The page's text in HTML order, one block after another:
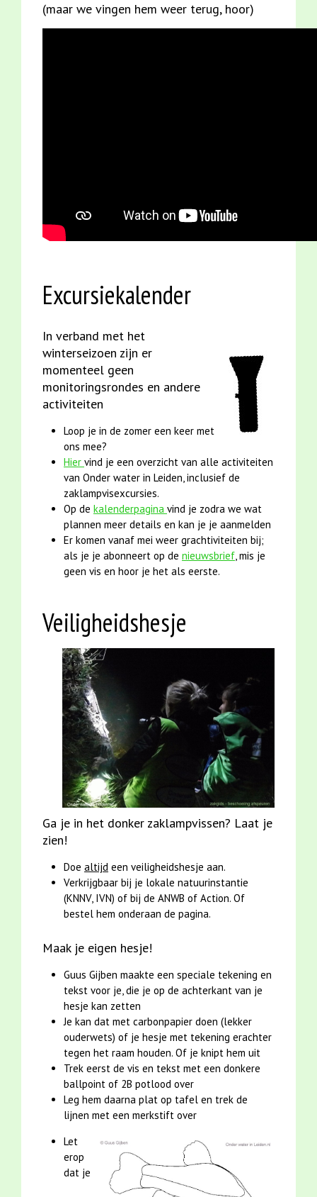
(maar we vingen hem weer terug, hoor)
Excursiekalender
In verband met het
winterseizoen zijn er
momenteel geen
monitoringsrondes en andere
activiteiten
Loop je in de zomer een keer met
ons mee?
Hier vind je een overzicht van alle activiteiten
van Onder water in Leiden, inclusief de
zaklampvisexcursies.
Op de kalenderpagina vind je zodra we wat
plannen meer details en kan je je aanmelden
Er komen vanaf mei weer grachtiviteiten bij;
als je je abonneert op de nieuwsbrief, mis je
geen vis en hoor je het als eerste.
Veiligheidshesje
Ga je in het donker zaklampvissen? Laat je
zien!
Doe altijd een veiligheidshesje aan.
Verkrijgbaar bij je lokale natuurinstantie
(KNNV, IVN) of bij de ANWB of Action. Of
bestel hem onderaan de pagina.
Maak je eigen hesje!
Guus Gijben maakte een speciale tekening en
tekst voor je, die je op de achterkant van je
hesje kan zetten
Je kan dat met carbonpapier doen (lekker
ouderwets) of je hesje met tekening erachter
tegen het raam houden. Of je knipt hem uit
Trek eerst de vis en tekst met een donkere
ballpoint of 2B potlood over
Leg hem daarna plat op tafel en trek de
lijnen met een merkstift over
Let
erop
dat je